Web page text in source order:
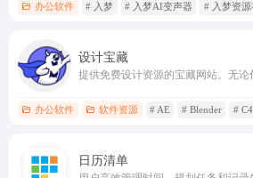
办公软件 # 入梦 # 入梦AI变声器 # 入梦资源
设计宝藏
办公软件 软件资源 # AE # Blender #
日历清单